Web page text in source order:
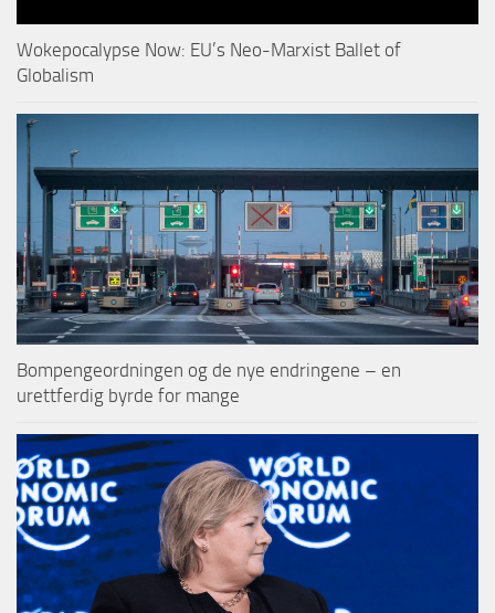
Wokepocalypse Now: EU’s Neo-Marxist Ballet of
Globalism
Bompengeordningen og de nye endringene – en
urettferdig byrde for mange